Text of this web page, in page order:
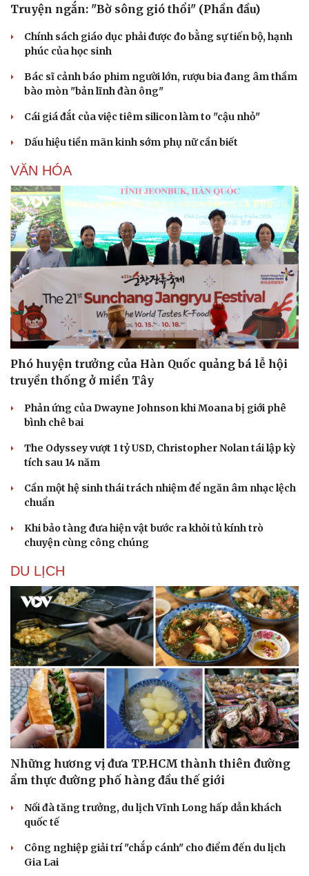
Sức khỏe
Cây thuốc
Sản phụ khoa
Nhi khoa
Nam khoa
Làm đẹp - giảm cân
Ăn sạch sống khỏe
Blog
Truyện ngắn: "Bờ sông gió thổi" (Phần đầu)
Chính sách giáo dục phải được đo bằng sự tiến bộ, hạnh
phúc của học sinh
Bác sĩ cảnh báo phim người lớn, rượu bia đang âm thầm
bào mòn "bản lĩnh đàn ông"
Cái giá đắt của việc tiêm silicon làm to "cậu nhỏ"
Dấu hiệu tiền mãn kinh sớm phụ nữ cần biết
VĂN HÓA
Phó huyện trưởng của Hàn Quốc quảng bá lễ hội
truyền thống ở miền Tây
Phản ứng của Dwayne Johnson khi Moana bị giới phê
bình chê bai
The Odyssey vượt 1 tỷ USD, Christopher Nolan tái lập kỳ
tích sau 14 năm
Cần một hệ sinh thái trách nhiệm để ngăn âm nhạc lệch
chuẩn
Khi bảo tàng đưa hiện vật bước ra khỏi tủ kính trò
chuyện cùng công chúng
DU LỊCH
Những hương vị đưa TP.HCM thành thiên đường
ẩm thực đường phố hàng đầu thế giới
Nối đà tăng trưởng, du lịch Vĩnh Long hấp dẫn khách
quốc tế
Công nghiệp giải trí "chắp cánh" cho điểm đến du lịch
Gia Lai